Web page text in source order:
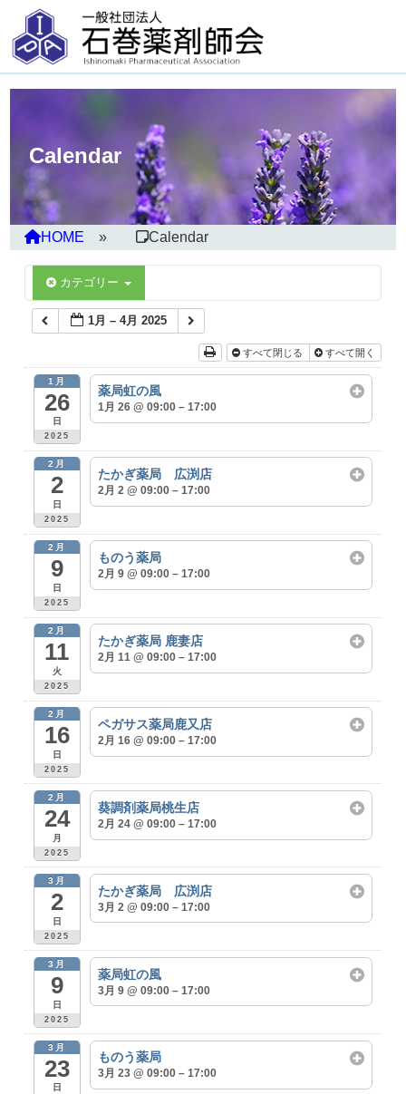
Calendar
HOME Calendar
カテゴリー
1月 – 4月 2025
すべて閉じる すべて開く
1月
26
日
2025
薬局虹の風
1月 26 @ 09:00 – 17:00
2月
2
日
2025
たかぎ薬局 広渕店
2月 2 @ 09:00 – 17:00
2月
9
日
2025
ものう薬局
2月 9 @ 09:00 – 17:00
2月
11
火
2025
たかぎ薬局 鹿妻店
2月 11 @ 09:00 – 17:00
2月
16
日
2025
ペガサス薬局鹿又店
2月 16 @ 09:00 – 17:00
2月
24
月
2025
葵調剤薬局桃生店
2月 24 @ 09:00 – 17:00
3月
2
日
2025
たかぎ薬局 広渕店
3月 2 @ 09:00 – 17:00
3月
9
日
2025
薬局虹の風
3月 9 @ 09:00 – 17:00
3月
23
日
ものう薬局
3月 23 @ 09:00 – 17:00